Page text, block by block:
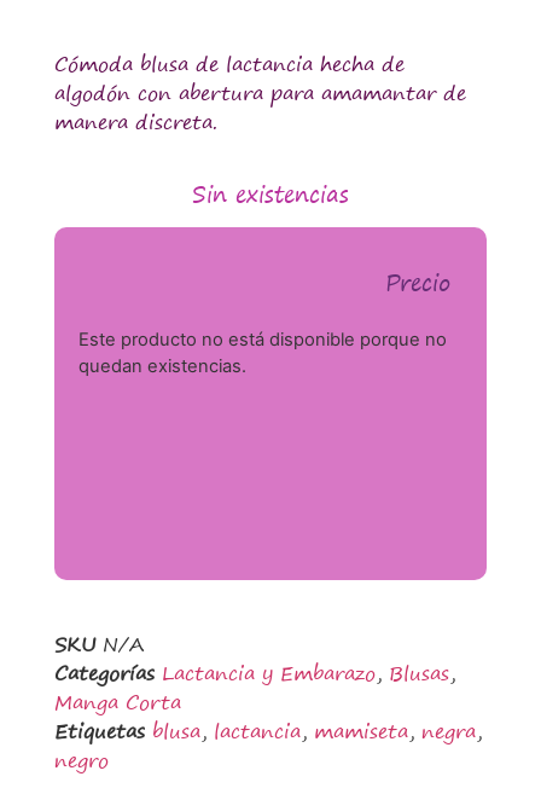
Cómoda blusa de lactancia hecha de
algodón con abertura para amamantar de
manera discreta.
Sin existencias
Precio
Este producto no está disponible porque no
quedan existencias.
SKU N/A
Categorías Lactancia y Embarazo, Blusas,
Manga Corta
Etiquetas blusa, lactancia, mamiseta, negra,
negro